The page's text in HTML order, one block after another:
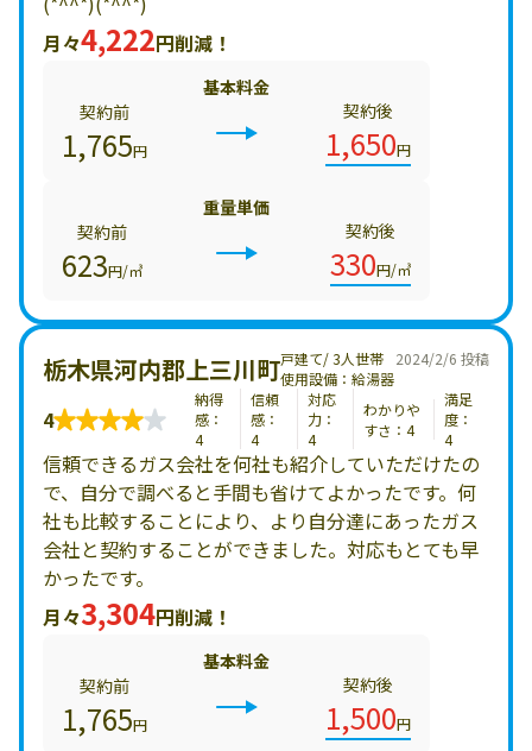
月々4,222円削減！
基本料金
契約前
1,765円
契約後
1,650円
重量単価
契約前
623円/㎥
契約後
330円/㎥
2024/2/6 投稿
栃木県河内郡上三川町戸建て/ 3人世帯
使用設備：給湯器
4
納得
感：
4
信頼
感：
4
対応
力：
4
わかりや
すさ：4
満足
度：
4
信頼できるガス会社を何社も紹介していただけたの
で、自分で調べると手間も省けてよかったです。何
社も比較することにより、より自分達にあったガス
会社と契約することができました。対応もとても早
かったです。
月々3,304円削減！
基本料金
契約前
1,765円
契約後
1,500円